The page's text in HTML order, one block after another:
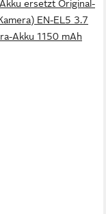
ersetzt Original-
EN-EL5 3.7
Akku 1150 mAh